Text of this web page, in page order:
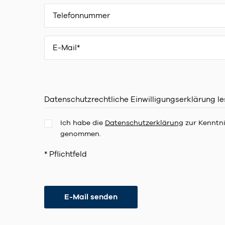
Datenschutzrechtliche Einwilligungserklärung
Ich habe die Datenschutzerklärung zur
genommen.
* Pflichtfeld